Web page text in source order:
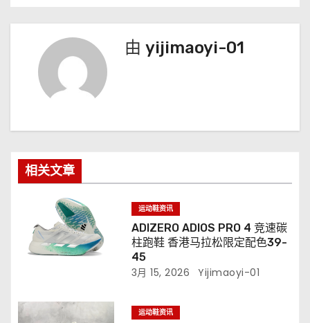
由 yijimaoyi-01
相关文章
运动鞋资讯
ADIZERO ADIOS PRO 4 竞速碳
柱跑鞋 香港马拉松限定配色39-
45
3月 15, 2026 Yijimaoyi-01
运动鞋资讯